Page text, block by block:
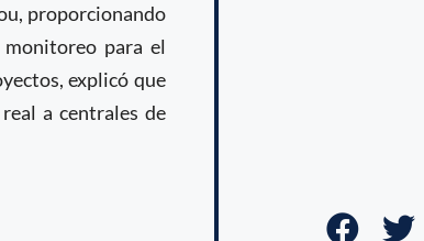
proporcionando
para el
explicó que
a centrales de